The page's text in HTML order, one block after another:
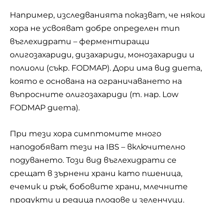
Например, изследванията показват, че някои
хора не усвояват добре определен тип
въглехидрати – ферментиращи
олигозахариди, дизахариди, монозахариди и
полиоли (съкр. FODMAP). Дори има вид диета,
която е основана на ограничаването на
въпросните олигозахариди (т. нар. Low
FODMAP диета).
При тези хора симптомите много
наподобяват тези на IBS – включително
подуването. Този вид въглехидрати се
срещат в зърнени храни като пшеница,
ечемик и ръж, бобовите храни, млечните
продукти и редица плодове и зеленчуци.